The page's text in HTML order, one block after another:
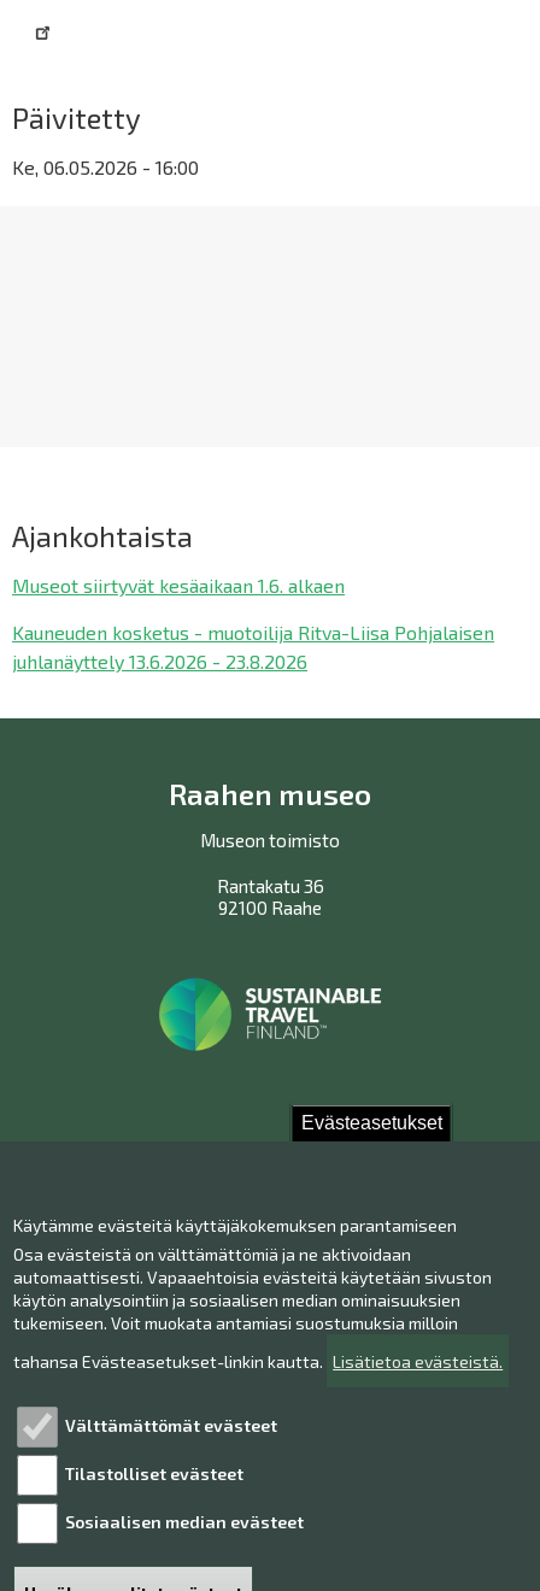
Evästeasetukset
Käytämme evästeitä käyttäjäkokemuksen parantamiseen
Osa evästeistä on välttämättömiä ja ne aktivoidaan
automaattisesti. Vapaaehtoisia evästeitä käytetään sivuston
käytön analysointiin ja sosiaalisen median ominaisuuksien
tukemiseen. Voit muokata antamiasi suostumuksia milloin
tahansa Evästeasetukset-linkin kautta. Lisätietoa evästeistä.
Välttämättömät evästeet
Tilastolliset evästeet
Sosiaalisen median evästeet
Päivitetty
Ke, 06.05.2026 - 16:00
Ajankohtaista
Museot siirtyvät kesäaikaan 1.6. alkaen
Kauneuden kosketus - muotoilija Ritva-Liisa Pohjalaisen
juhlanäyttely 13.6.2026 - 23.8.2026
Raahen museo
Museon toimisto
Rantakatu 36
92100 Raahe
Yhteystiedot
Henkilökunta
Anna palautetta
Museo Facebookissa
Museo Instagramissa
Saavutettavuusseloste